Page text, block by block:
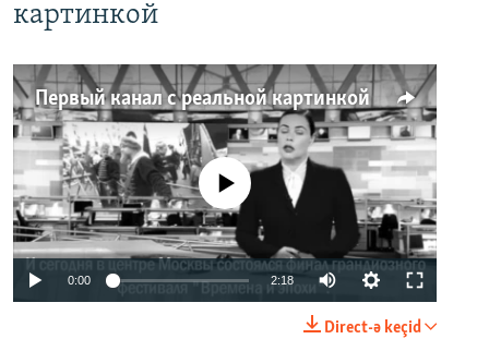
картинкой
Первый канал с реальной картинкой
No media source currently available
0:00 2:18
Direct-ə keçid